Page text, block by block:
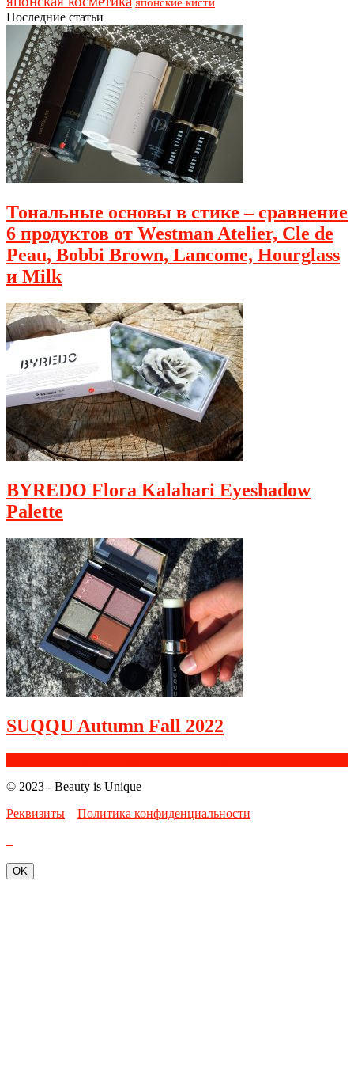
Последние статьи
Тональные основы в стике – сравнение
6 продуктов от Westman Atelier, Cle de
Peau, Bobbi Brown, Lancome, Hourglass
и Milk
BYREDO Flora Kalahari Eyeshadow
Palette
SUQQU Autumn Fall 2022
© 2023 - Beauty is Unique
Реквизиты
Политика конфиденциальности
OK